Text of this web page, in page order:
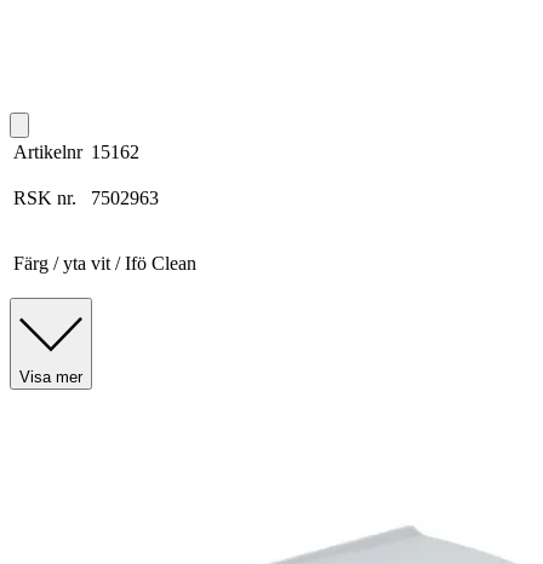
Artikelnr 15162
RSK nr. 7502963
Färg / yta vit / Ifö Clean
Visa mer